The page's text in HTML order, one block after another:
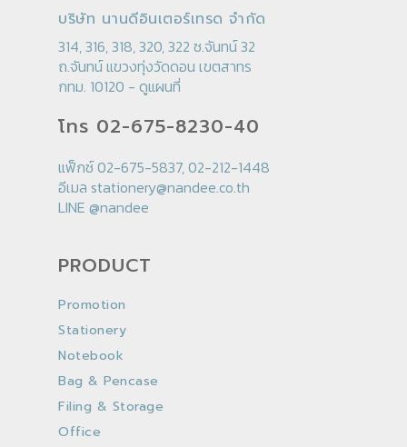
บริษัท นานดีอินเตอร์เทรด จำกัด
314, 316, 318, 320, 322 ซ.จันทน์ 32
ถ.จันทน์ แขวงทุ่งวัดดอน เขตสาทร
กทม. 10120 - ดูแผนที่
โทร 02-675-8230-40
แฟ็กซ์ 02-675-5837, 02-212-1448
อีเมล stationery@nandee.co.th
LINE @nandee
PRODUCT
Promotion
Stationery
Notebook
Bag & Pencase
Filing & Storage
Office